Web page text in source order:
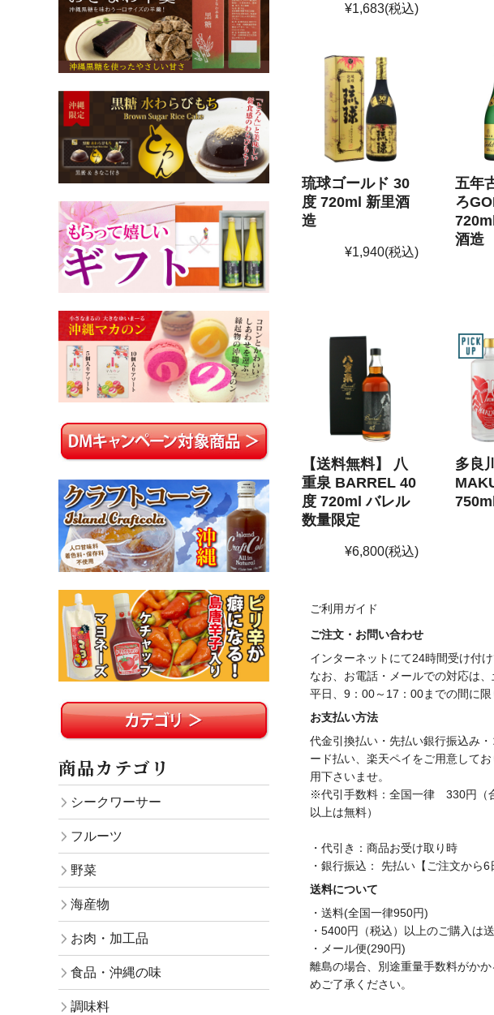
¥1,683(税込)
琉球ゴールド 30
度 720ml 新里酒
造
¥1,940(税込)
五年
ろ
酒造
【送料無料】 八
重泉 BARREL 40
度 720ml バレル
数量限定
¥6,800(税込)
多良川
750ml
ご利用ガイド
ご注文・お問い合わせ
インターネットにて24時間受け付け
なお、お電話・メールでの対応は、
平日、9：00～17：00までの間に限
お支払い方法
代金引換払い・先払い銀行振込み
ード払い、楽天ペイをご用意して
用下さいませ。
※代引手数料：全国一律 330円（
以上は無料）
・代引き：商品お受け取り時
・銀行振込： 先払い【ご注文から
送料について
・送料(全国一律950円)
・5400円（税込）以上のご購入は
・メール便(290円)
離島の場合、別途重量手数料がか
めご了承ください。
商品カテゴリ
シークワーサー
フルーツ
野菜
海産物
お肉・加工品
食品・沖縄の味
調味料